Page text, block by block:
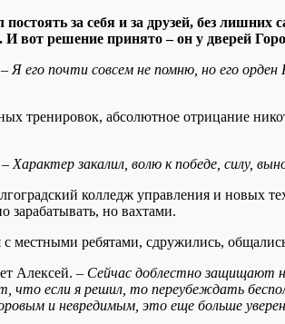
постоять за себя и за друзей, без
вот решение принято – он у дверей
Я его почти совсем не помню, но его
тренировок, абсолютное отрицание
Характер закалил, волю к победе, силу,
колледж управления и новых
зарабатывать, но вахтами.
ребятами, сдружились,
Алексей. – Сейчас доблестно защищают
что если я решил, то переубеждать
и невредимым, это еще больше